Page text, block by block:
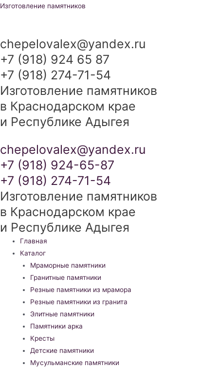
Перейти
Изготовление памятников
chepelovalex@yandex.ru
+7 (918) 924 65 87
+7 (918) 274-71-54
Изготовление памятников
в Краснодарском крае
и Республике Адыгея
chepelovalex@yandex.ru
+7 (918) 924-65-87
+7 (918) 274-71-54
Изготовление памятников
в Краснодарском крае
и Республике Адыгея
Меню
Главная
Каталог
Мраморные памятники
Гранитные памятники
Резные памятники из мрамора
Резные памятники из гранита
Элитные памятники
Памятники арка
Кресты
Детские памятники
Мусульманские памятники